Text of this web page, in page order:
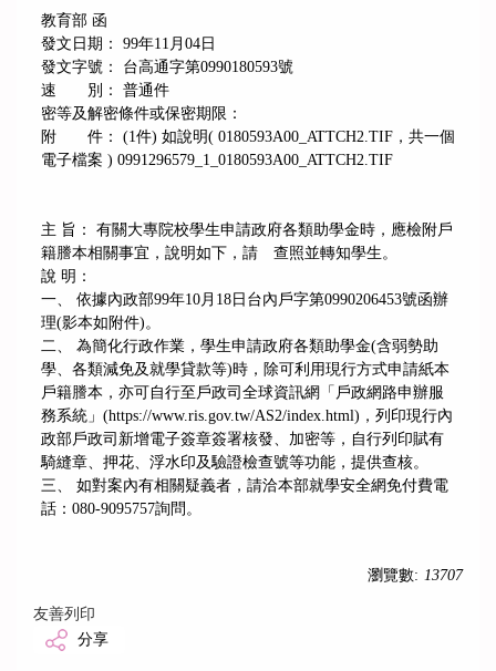
教育部 函
發文日期： 99年11月04日
發文字號： 台高通字第0990180593號
速 別： 普通件
密等及解密條件或保密期限：
附 件： (1件) 如說明( 0180593A00_ATTCH2.TIF，共一個
電子檔案 ) 0991296579_1_0180593A00_ATTCH2.TIF
主 旨： 有關大專院校學生申請政府各類助學金時，應檢附戶
籍謄本相關事宜，說明如下，請 查照並轉知學生。
說 明：
一、 依據內政部99年10月18日台內戶字第0990206453號函辦
理(影本如附件)。
二、 為簡化行政作業，學生申請政府各類助學金(含弱勢助
學、各類減免及就學貸款等)時，除可利用現行方式申請紙本
戶籍謄本，亦可自行至戶政司全球資訊網「戶政網路申辦服
務系統」(https://www.ris.gov.tw/AS2/index.html)，列印現行內
政部戶政司新增電子簽章簽署核發、加密等，自行列印賦有
騎縫章、押花、浮水印及驗證檢查號等功能，提供查核。
三、 如對案內有相關疑義者，請洽本部就學安全網免付費電
話：080-9095757詢問。
瀏覽數: 13707
友善列印
分享